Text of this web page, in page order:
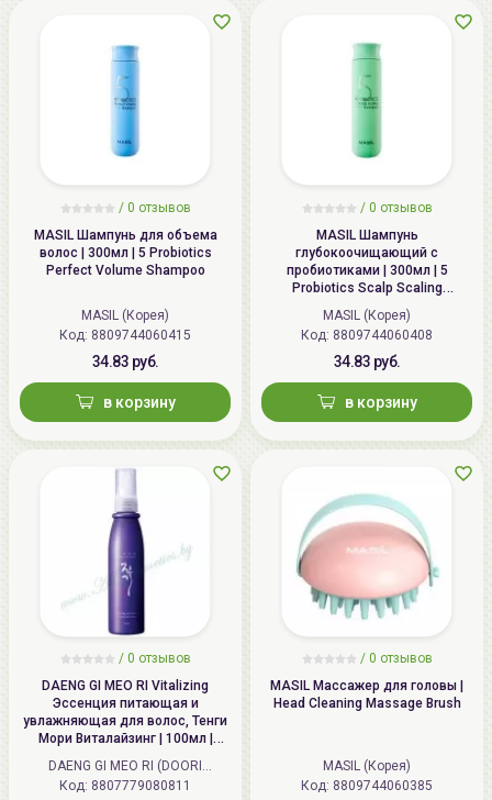
/ 0 отзывов
MASIL Шампунь для объема
волос | 300мл | 5 Probiotics
Perfect Volume Shampoo
MASIL (Корея)
Код: 8809744060415
34.83 руб.
в корзину
/ 0 отзывов
MASIL Шампунь
глубокоочищающий с
пробиотиками | 300мл | 5
Probiotics Scalp Scaling
Shampoo
MASIL (Корея)
Код: 8809744060408
34.83 руб.
в корзину
/ 0 отзывов
DAENG GI MEO RI Vitalizing
Эссенция питающая и
увлажняющая для волос, Тенги
Мори Виталайзинг | 100мл |
Vitalizing Hair Essence
DAENG GI MEO RI (DOORI
Cosmetics) (Корея)
Код: 8807779080811
/ 0 отзывов
MASIL Массажер для головы |
Head Cleaning Massage Brush
MASIL (Корея)
Код: 8809744060385